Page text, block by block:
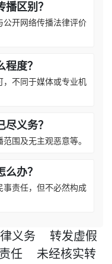
区别？
公开网络传播法律评价
度？
，不同于媒体或专业机
义务？
围及无主观恶意等。
办？
事责任，但不必然构成
义务
转发虚假
任
未经核实转